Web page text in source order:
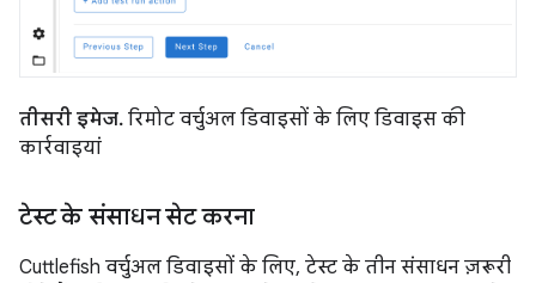
तीसरी इमेज. रिमोट वर्चुअल डिवाइसों के लिए डिवाइस की
कार्रवाइयां
टेस्ट के संसाधन सेट करना
Cuttlefish वर्चुअल डिवाइसों के लिए, टेस्ट के तीन संसाधन ज़रूरी